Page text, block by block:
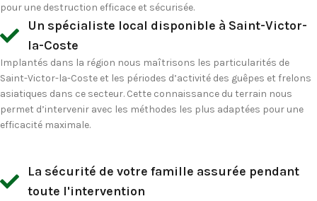
pour une destruction efficace et sécurisée.
Un spécialiste local disponible à Saint-Victor-
la-Coste
Implantés dans la région nous maîtrisons les particularités de
Saint-Victor-la-Coste et les périodes d’activité des guêpes et frelons
asiatiques dans ce secteur. Cette connaissance du terrain nous
permet d’intervenir avec les méthodes les plus adaptées pour une
efficacité maximale.
La sécurité de votre famille assurée pendant
toute l'intervention